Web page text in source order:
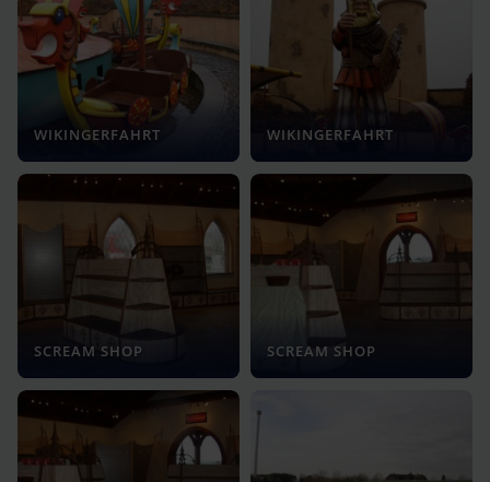
WIKINGERFAHRT WIKINGERFAHRT
SCREAM SHOP SCREAM SHOP